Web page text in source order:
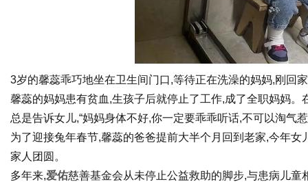
3岁的馨蕊乖巧地坐在卫生间门口,等待正在洗澡的妈妈,刚回
馨蕊的妈妈患有贫血,生孩子后就停止了工作,成了全职妈妈
总是告诉女儿,“妈妈身体不好,你一定要乖乖听话,不可以淘气
为了迎接兔年春节,馨蕊的爸爸提前大半个月回到老家,今年
家人团圆。
多年来,爱佑慈善基金会从未停止公益救助的脚步,与患病儿